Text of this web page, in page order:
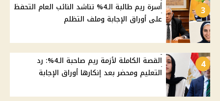
3
أسرة ريم طالبة الـ4% تناشد النائب العام التحفظ
على أوراق الإجابة وملف التظلم
4
القصة الكاملة لأزمة ريم صاحبة الـ4%: رد
التعليم ومحضر بعد إنكارها أوراق الإجابة